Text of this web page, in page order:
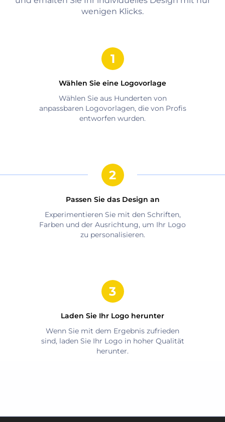
wenigen Klicks.
Wählen Sie eine Logovorlage
Wählen Sie aus Hunderten von
anpassbaren Logovorlagen, die von Profis
entworfen wurden.
Passen Sie das Design an
Experimentieren Sie mit den Schriften,
Farben und der Ausrichtung, um Ihr Logo
zu personalisieren.
Laden Sie Ihr Logo herunter
Wenn Sie mit dem Ergebnis zufrieden
sind, laden Sie Ihr Logo in hoher Qualität
herunter.